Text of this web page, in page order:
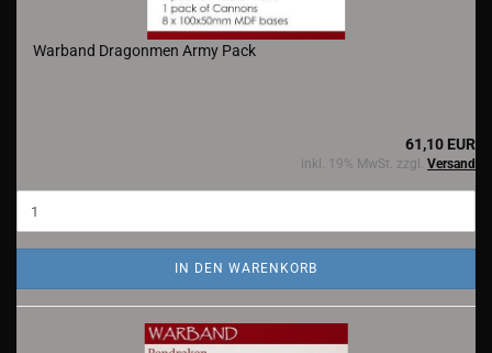
Warband Dragonmen Army Pack
61,10 EUR
inkl. 19% MwSt. zzgl. Versand
IN DEN WARENKORB